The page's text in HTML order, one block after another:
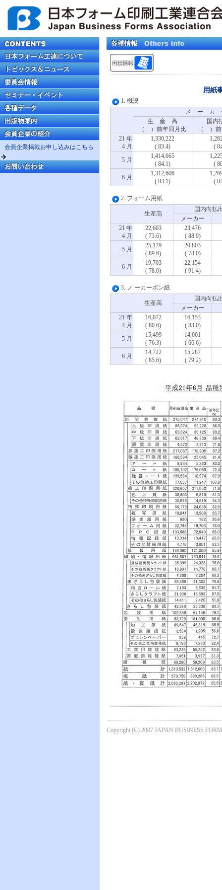
会員企業掲載お申し込みはこちら
用紙
1. 概況
メ ー カ
生 産 高
（ ）前年同月比
国内
（ ）
21 年
4 月
1,330,222
( 83.4)
(
5 月
1,414,065
( 84.1)
(
6 月
1,312,606
( 83.1)
(
2. フォーム用紙
生産高
国内向払
メーカー
21 年
4 月
22,603
( 73.6)
23,476
( 88.9)
5 月
25,179
( 89.6)
20,803
( 78.0)
6 月
19,703
( 78.0)
22,154
( 91.4)
3. ノ ーカーボン紙
生産高
国内向払
メーカー
21 年
4 月
16,072
( 80.6)
16,153
( 83.0)
5 月
15,499
( 76.3)
14,001
( 66.6)
6 月
14,722
( 85.6)
15,287
( 79.2)
Copyright (C) 2007 JAPAN BUSINESS